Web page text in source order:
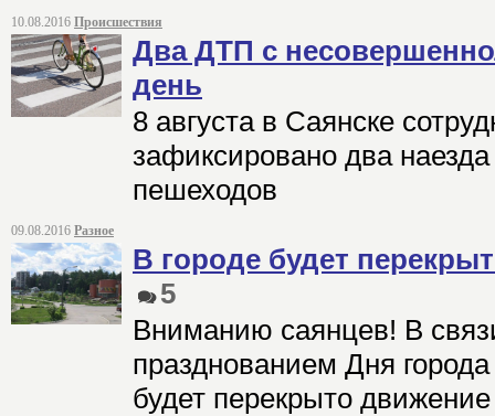
10.08.2016 Происшествия
Два ДТП с
день
8 августа в Саянске
зафиксировано два
пешеходов
09.08.2016 Разное
В городе будет
5
Вниманию саянцев! В
празднованием Дня города
будет перекрыто движение